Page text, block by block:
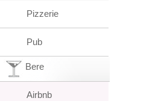
Pizzerie
Pub
Bere
Airbnb